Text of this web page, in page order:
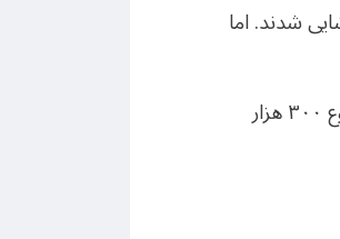
بازگشایی شدند. اما
*مدتی پیش خانم امامی مدیر کاخ گلستان به خبرنگاران گفته بود که:‌ «با شروع جنگ بلافاصله دست به کار شده و در مجموع ۳۰۰ هزار